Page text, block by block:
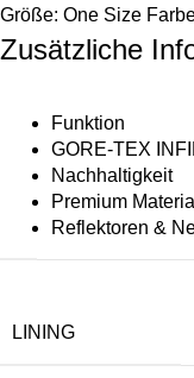
Größe: One Size
Zusätzliche
Funktion
GORE-TEX
Nachhaltigkeit
Premium
Reflektoren &
LINING